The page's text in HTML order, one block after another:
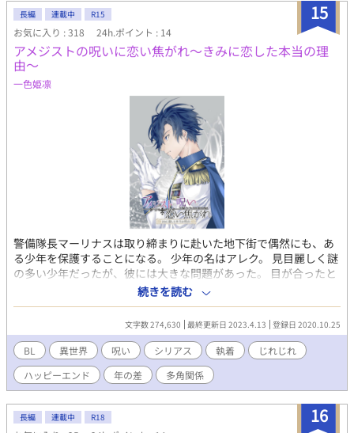
15
長編 連載中 R15
お気に入り : 318 24h.ポイント : 14
アメジストの呪いに恋い焦がれ～きみに恋した本当の理
由～
一色姫凛
警備隊長マーリナスは取り締まりに赴いた地下街で偶然にも、あ
る少年を保護することになる。 少年の名はアレク。 見目麗しく謎
の多い少年だったが、彼には大きな問題があった。 目が合ったと
たん他者を魅了し操る禁術、『バレリアの呪い』を体に宿してい
たのである。 マーリナスはひとまずアレクの素性を隠し、自身と
の同居をすすめるのだが…… 立て続けに起きる事件の中で唯一無
二の知己や大悪党などが次々と魅了されてしまい！？ 魅了によっ
て恋焦がれるもの、それとは関係なく好意をもつもの。多くの人
間関係がめざましく交錯していくことになる。 ＊ハッピーエンド
です。 ＊性的描写はなし。 ＊この作品の見所のひとつは、自分
の推しで色んなcpを妄想して楽しめるところだと思っています。
ぜひ自分の推しをみつけて小説ならではの楽しみを見つけて下さ
い。 ＊もし気に入って頂けたら「お気に入り」登録よろしくお願
続きを読む
文字数 274,630 最終更新日 2023.4.13 登録日 2020.10.25
BL 異世界 呪い シリアス 執着
じれじれ
ハッピーエンド
年の差 多角関係
16
長編 連載中 R18